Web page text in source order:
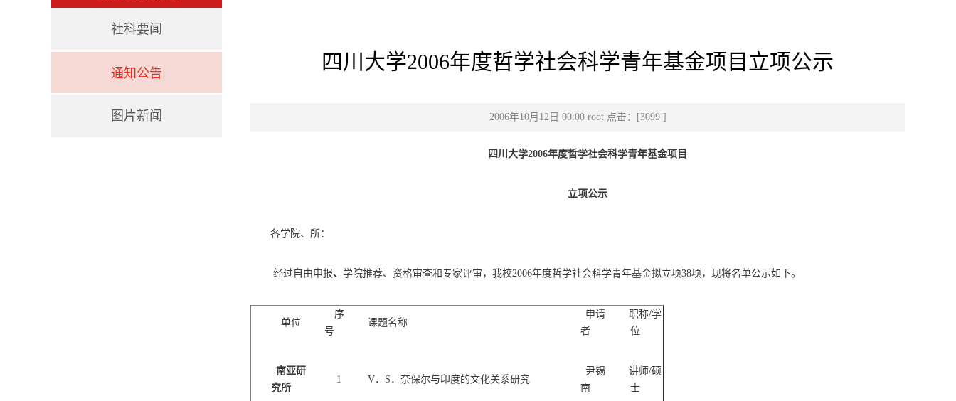
社科要闻
通知公告
图片新闻
四川大学2006年度哲学社会科学青年基金项目立项公示
2006年10月12日 00:00 root 点击：[3099 ]
四川大学2006年度哲学社会科学青年基金项目
立项公示
各学院、所：
经过自由申报、 学院推荐、资格审查和专家评审，我校2006年度哲学社会科学青年基金拟立项38项，现将名单公示如下。
单位
序
号
课题名称
申请
者
职称/学
位
南亚研
究所
1 V．S．奈保尔与印度的文化关系研究
尹锡
南
讲师/硕
士